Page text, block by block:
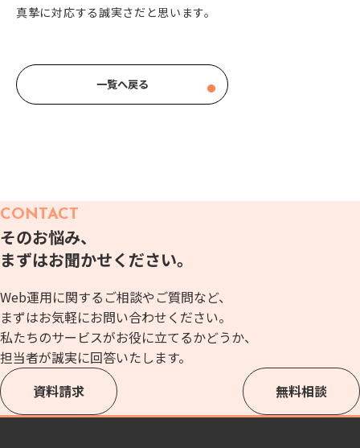
真摯に対応する誠実さだと思います。
一覧へ戻る
CONTACT
そのお悩み、
まずはお聞かせください。
Web運用に関するご相談やご質問など、
まずはお気軽にお問い合わせください。
私たちのサービスがお役に立てるかどうか、
担当者が誠実に回答いたします。
資料請求
無料相談